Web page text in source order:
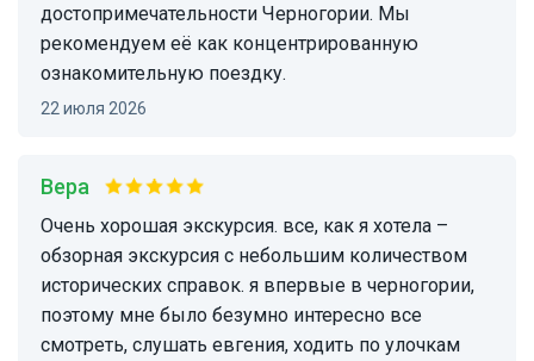
достопримечательности Черногории. Мы
рекомендуем её как концентрированную
ознакомительную поездку.
22 июля 2026
Вера
очень хорошая экскурсия. все, как я хотела –
обзорная экскурсия с небольшим количеством
исторических справок. я впервые в черногории,
поэтому мне было безумно интересно все
смотреть, слушать евгения, ходить по улочкам